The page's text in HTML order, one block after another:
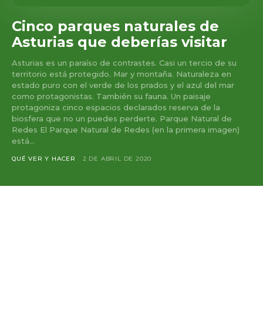
Cinco parques naturales de
Asturias que deberías visitar
Asturias es un paraíso de contrastes. Casi un tercio de su
territorio está protegido. Mar y montaña. Naturaleza en
estado puro con el verde de los prados y el azul del mar
como protagonistas. También su fauna. Un paisaje
protagoniza cinco espacios declarados reserva de la
biosfera que no un puedes perderte. Parque Natural de
Redes El Parque Natural de Redes (en la primera imagen)
está...
QUÉ VER Y HACER 2 DE ABRIL DE 2020